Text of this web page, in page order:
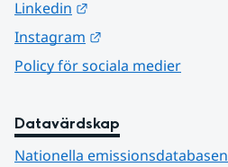
Linkedin
Instagram
Policy för sociala medier
Datavärdskap
Nationella emissionsdatabasen